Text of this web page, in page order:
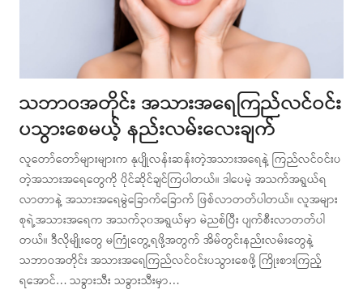
သဘာဝအတိုင်း အသားအရေကြည်လင်ဝင်း
ပသွားစေမယ့် နည်းလမ်းလေးချက်
လူတော်တော်များများက နုပျိုလန်းဆန်းတဲ့အသားအရေနဲ့ ကြည်လင်ဝင်းပ
တဲ့အသားအရေတွေကို ပိုင်ဆိုင်ချင်ကြပါတယ်။ ဒါပေမဲ့ အသက်အရွယ်ရ
လာတာနဲ့ အသားအရေမွဲခြောက်ခြောက် ဖြစ်လာတတ်ပါတယ်။ လူအများ
စုရဲ့အသားအရေက အသက်၃၀အရွယ်မှာ မဲညစ်ပြီး ပျက်စီးလာတတ်ပါ
တယ်။ ဒီလိုမျိုးတွေ မကြုံတွေ့ရဖို့အတွက် အိမ်တွင်းနည်းလမ်းတွေနဲ့
သဘာဝအတိုင်း အသားအရေကြည်လင်ဝင်းပသွားစေဖို့ ကြိုးစားကြည့်
ရအောင်… သခွားသီး သခွားသီးမှာ…